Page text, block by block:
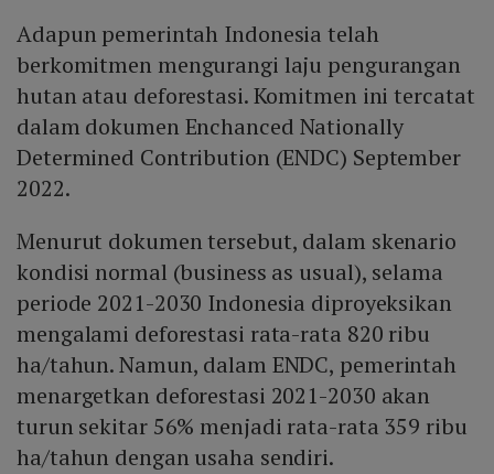
Adapun pemerintah Indonesia telah
berkomitmen mengurangi laju pengurangan
hutan atau deforestasi. Komitmen ini tercatat
dalam dokumen Enchanced Nationally
Determined Contribution (ENDC) September
2022.
Menurut dokumen tersebut, dalam skenario
kondisi normal (business as usual), selama
periode 2021-2030 Indonesia diproyeksikan
mengalami deforestasi rata-rata 820 ribu
ha/tahun. Namun, dalam ENDC, pemerintah
menargetkan deforestasi 2021-2030 akan
turun sekitar 56% menjadi rata-rata 359 ribu
ha/tahun dengan usaha sendiri.